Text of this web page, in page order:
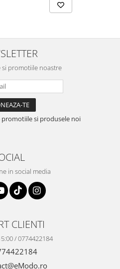
si promotiile noastre
promotiile si produsele noi
in social media
CLIENTI
/ 0774422184